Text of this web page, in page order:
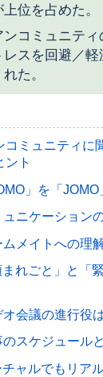
上位を占めた。
コミュニティ
スを回避／
た。
コミュニティに
ント
」を「JOMO
ニケーション
メイトへの理
れごと」と「
会議の進行役
スケジュール
ャルでもリア